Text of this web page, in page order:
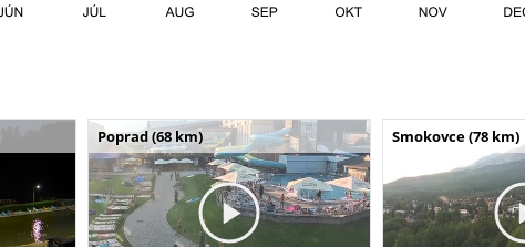
Poprad (68 km) Smokovce (78 km)